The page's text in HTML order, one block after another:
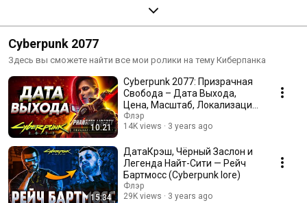
Cyberpunk 2077
Здесь вы сможете найти все мои ролики на тему Киберпанка
10:21
Cyberpunk 2077: Призрачная
Свобода – Дата Выхода,
Цена, Масштаб, Локализация
и Другое!
Флэр
14K views
3 years ago
15:34
ДатаКрэш, Чёрный Заслон и
Легенда Найт-Сити — Рейч
Бартмосс (Cyberpunk lore)
Флэр
29K views
3 years ago